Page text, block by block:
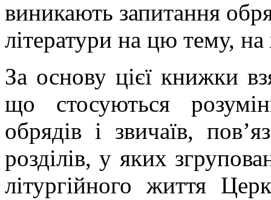
виникають запитання
літератури на цю тему,
За основу цієї книжки
що стосуються
обрядів і звичаїв,
розділів, у яких
літургійного життя